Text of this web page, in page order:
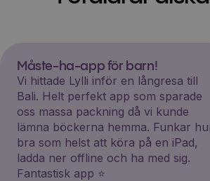
Måste-ha-app för barn!
Vi hittade Lylli inför en långresa till
Bali. Helt perfekt app som sparade
oss massa packning då vi kunde
lämna böckerna hemma. Funkar
bra som helst att köra på en iPad,
ladda ner offline och ha med sig.
Fantastisk app ⭐️